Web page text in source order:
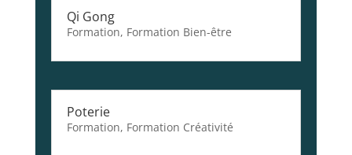
Qi Gong
Formation, Formation Bien-être
Poterie
Formation, Formation Créativité